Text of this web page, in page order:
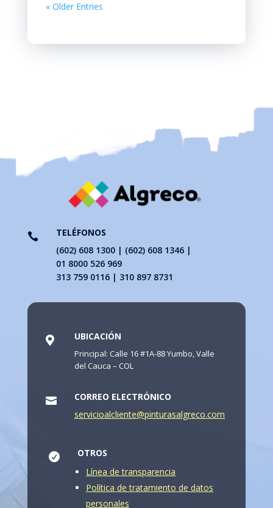
« Older Entries

TELÉFONOS
(602) 608 1300 | (602) 608 1346 |
01 8000 526 969
313 759 0116 | 310 897 8731
 UBICACIÓN
Principal: Calle 16 #1A-88 Yumbo, Valle
del Cauca – COL

CORREO ELECTRÓNICO
servicioalcliente@pinturasalgreco.com

OTROS
Línea de transparencia
Política de tratamiento de datos
personales